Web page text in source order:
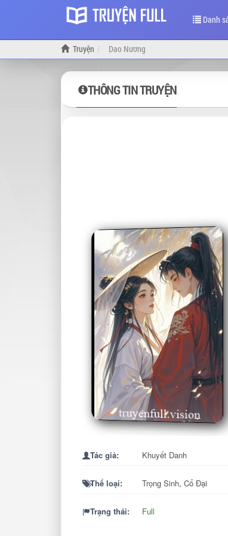
Danh
Truyện Dao Nương
THÔNG TIN TRUYỆN
Tác giả: Khuyết Danh
Thể loại: Trọng Sinh, Cổ Đại
Trạng thái: Full